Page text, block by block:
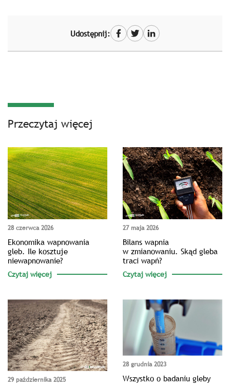
Udostępnij:
Przeczytaj więcej
28 czerwca 2026
Ekonomika wapnowania
gleb. Ile kosztuje
niewapnowanie?
Czytaj więcej
27 maja 2026
Bilans wapnia
w zmianowaniu. Skąd gleba
traci wapń?
Czytaj więcej
29 października 2025
28 grudnia 2023
Wszystko o badaniu gleby